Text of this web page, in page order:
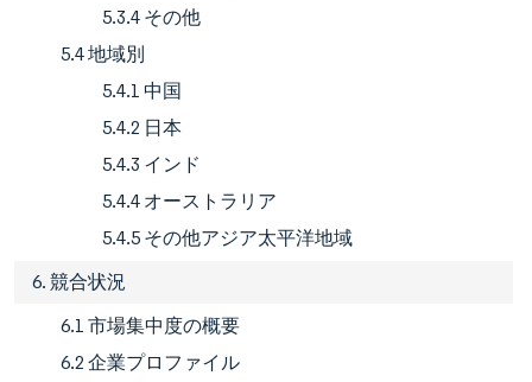
5.3.4 その他
5.4 地域別
5.4.1 中国
5.4.2 日本
5.4.3 インド
5.4.4 オーストラリア
5.4.5 その他アジア太平洋地域
6. 競合状況
6.1 市場集中度の概要
6.2 企業プロファイル